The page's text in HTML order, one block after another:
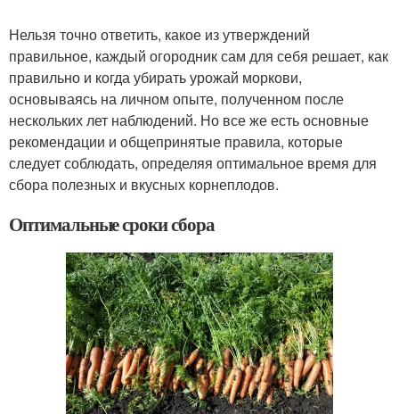
Нельзя точно ответить, какое из утверждений
правильное, каждый огородник сам для себя решает, как
правильно и когда убирать урожай моркови,
основываясь на личном опыте, полученном после
нескольких лет наблюдений. Но все же есть основные
рекомендации и общепринятые правила, которые
следует соблюдать, определяя оптимальное время для
сбора полезных и вкусных корнеплодов.
Оптимальные сроки сбора